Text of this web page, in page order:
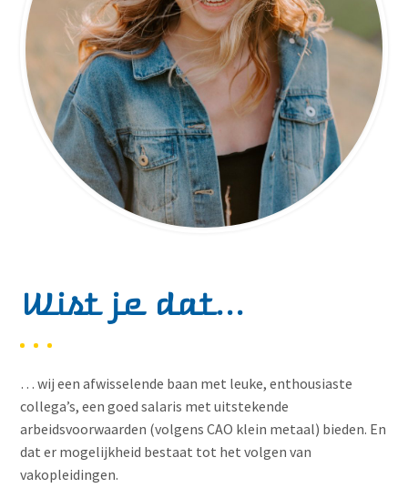
Wist je dat...
… wij een afwisselende baan met leuke, enthousiaste
collega’s, een goed salaris met uitstekende
arbeidsvoorwaarden (volgens CAO klein metaal) bieden. En
dat er mogelijkheid bestaat tot het volgen van
vakopleidingen.